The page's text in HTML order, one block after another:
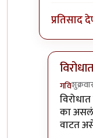
प्रतिसाद
गवि
In
का असलं
वाटत